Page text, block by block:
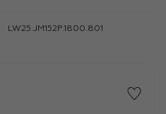
LW25.JM152P.1800.801